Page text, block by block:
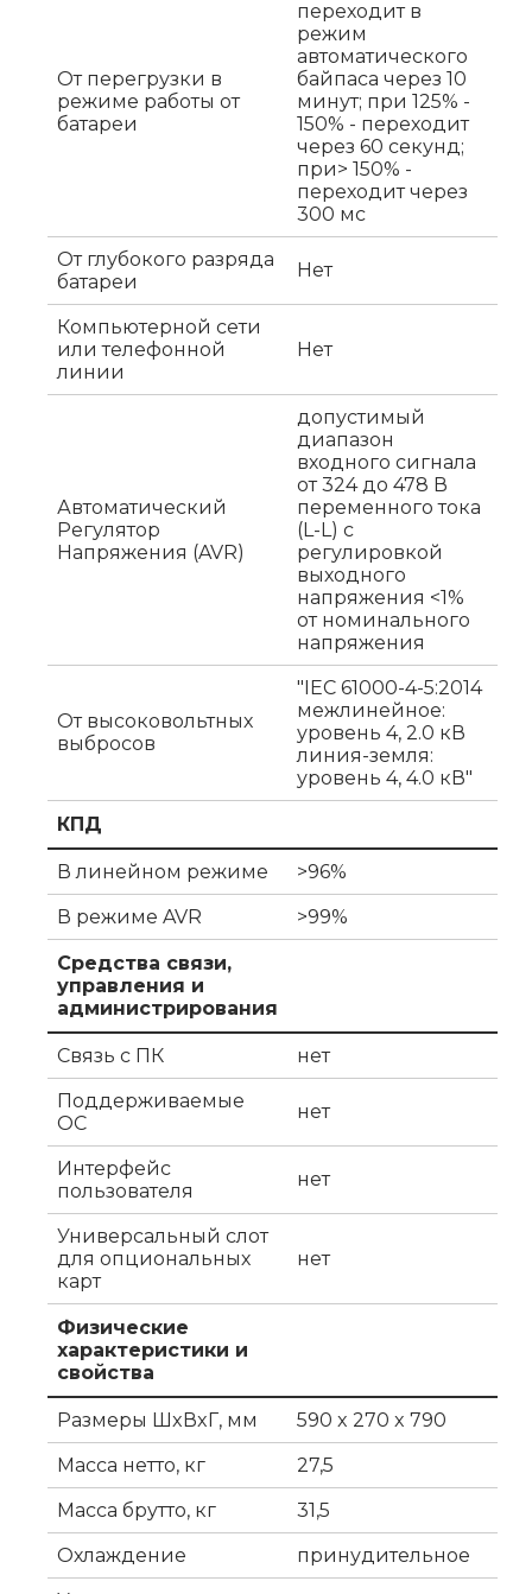
От перегрузки в
режиме работы от
батареи
переходит в
режим
автоматического
байпаса через 10
минут; при 125% -
150% - переходит
через 60 секунд;
при> 150% -
переходит через
300 мс
От глубокого разряда
батареи
Нет
Компьютерной сети
или телефонной
линии
Нет
Автоматический
Регулятор
Напряжения (AVR)
допустимый
диапазон
входного сигнала
от 324 до 478 В
переменного тока
(L-L) с
регулировкой
выходного
напряжения <1%
от номинального
напряжения
От высоковольтных
выбросов
"IEC 61000-4-5:2014
межлинейное:
уровень 4, 2.0 кВ
линия-земля:
уровень 4, 4.0 кВ"
КПД
В линейном режиме
>96%
В режиме AVR
>99%
Средства связи,
управления и
администрирования
Связь с ПК
нет
Поддерживаемые
ОС
нет
Интерфейс
пользователя
нет
Универсальный слот
для опциональных
карт
нет
Физические
характеристики и
свойства
Размеры ШxВxГ, мм
590 x 270 x 790
Масса нетто, кг
27,5
Масса брутто, кг
31,5
Охлаждение
принудительное